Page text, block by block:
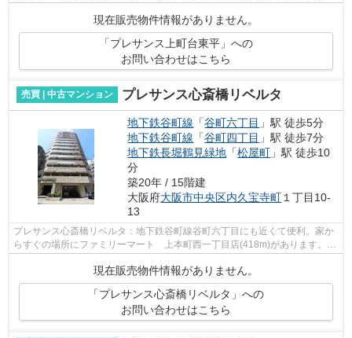
上11階建ての物件。共有部分も清潔感...
現在販売物件情報がありません。
「プレサンス上町台東平」への
お問い合わせはこちら
売買 | 中古マンション プレサンス心斎橋リベルタ
地下鉄谷町線 「谷町六丁目 」駅 徒歩5分
地下鉄谷町線 「谷町四丁目 」駅 徒歩7分
地下鉄長堀鶴見緑地 「松屋町 」駅 徒歩10
分
築20年 / 15階建
大阪府大阪市中央区内久宝寺町１丁目10-
13
プレサンス心斎橋リベルタ：地下鉄谷町線谷町六丁目にも近くて便利。家か
らすぐの場所にファミリーマート 上本町西一丁目店(418m)があります。こ
現在販売物件情報がありません。
「プレサンス心斎橋リベルタ」への
お問い合わせはこちら